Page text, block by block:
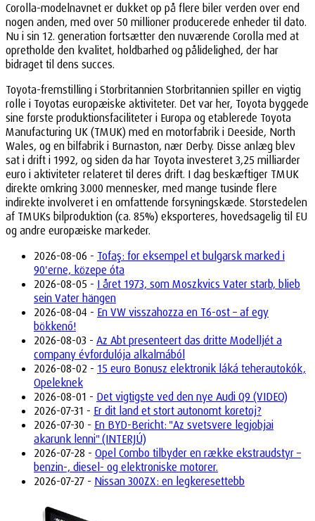
Corolla-modelnavnet er dukket op på flere biler verden over end
nogen anden, med over 50 millioner producerede enheder til dato.
Nu i sin 12. generation fortsætter den nuværende Corolla med at
opretholde den kvalitet, holdbarhed og pålidelighed, der har
bidraget til dens succes.
Toyota-fremstilling i Storbritannien Storbritannien spiller en vigtig
rolle i Toyotas europæiske aktiviteter. Det var her, Toyota byggede
sine første produktionsfaciliteter i Europa og etablerede Toyota
Manufacturing UK (TMUK) med en motorfabrik i Deeside, North
Wales, og en bilfabrik i Burnaston, nær Derby. Disse anlæg blev
sat i drift i 1992, og siden da har Toyota investeret 3,25 milliarder
euro i aktiviteter relateret til deres drift. I dag beskæftiger TMUK
direkte omkring 3.000 mennesker, med mange tusinde flere
indirekte involveret i en omfattende forsyningskæde. Størstedelen
af TMUKs bilproduktion (ca. 85%) eksporteres, hovedsagelig til EU
og andre europæiske markeder.
2026-08-06 - Tofaş: for eksempel et bulgarsk marked i
90'erne, közepe óta
2026-08-05 - I året 1973, som Moszkvics Vater starb, blieb
sein Vater hängen
2026-08-04 - En VW visszahozza en T6-ost – af egy
bökkenő!
2026-08-03 - Az Abt presenteert das dritte Modelljét a
company évfordulója alkalmából
2026-08-02 - 15 euro Bonusz elektronik láká teherautokók,
Opeleknek
2026-08-01 - Det vigtigste ved den nye Audi Q9 (VIDEO)
2026-07-31 - Er dit land et stort autonomt køretøj?
2026-07-30 - En BYD-Bericht: "Az svetsvere legjobjai
akarunk lenni" (INTERJÚ)
2026-07-28 - Opel Combo tilbyder en række ekstraudstyr –
benzin-, diesel- og elektroniske motorer.
2026-07-27 - Nissan 300ZX: en legkeresettebb